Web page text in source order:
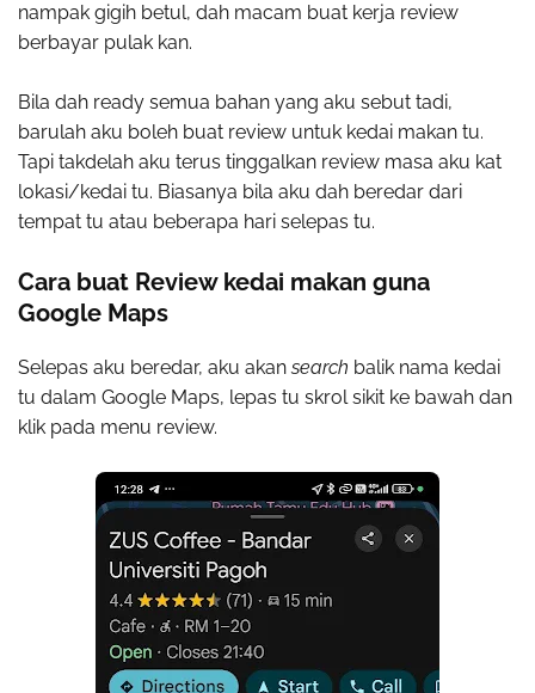
nampak gigih betul, dah macam buat kerja review
berbayar pulak kan.
Bila dah ready semua bahan yang aku sebut tadi,
barulah aku boleh buat review untuk kedai makan tu.
Tapi takdelah aku terus tinggalkan review masa aku kat
lokasi/kedai tu. Biasanya bila aku dah beredar dari
tempat tu atau beberapa hari selepas tu.
Cara buat Review kedai makan guna
Google Maps
Selepas aku beredar, aku akansearch balik nama kedai
tu dalam Google Maps, lepas tu skrol sikit ke bawah dan
klik pada menu review.